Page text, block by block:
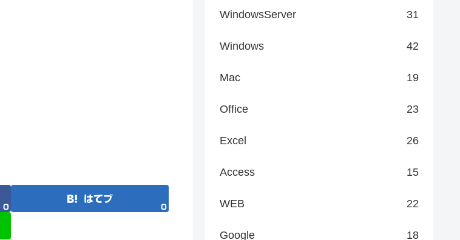
0
はてブ
0
WindowsServer 31
Windows 42
Mac 19
Office 23
Excel 26
Access 15
WEB 22
Google 18